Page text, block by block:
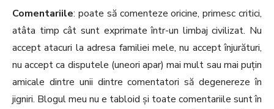
Comentariile: poate să comenteze oricine, primesc critici,
atâta timp cât sunt exprimate într-un limbaj civilizat. Nu
accept atacuri la adresa familiei mele, nu accept înjurături,
nu accept ca disputele (uneori apar) mai mult sau mai puțin
amicale dintre unii dintre comentatori să degenereze în
jigniri. Blogul meu nu e tabloid și toate comentariile sunt în